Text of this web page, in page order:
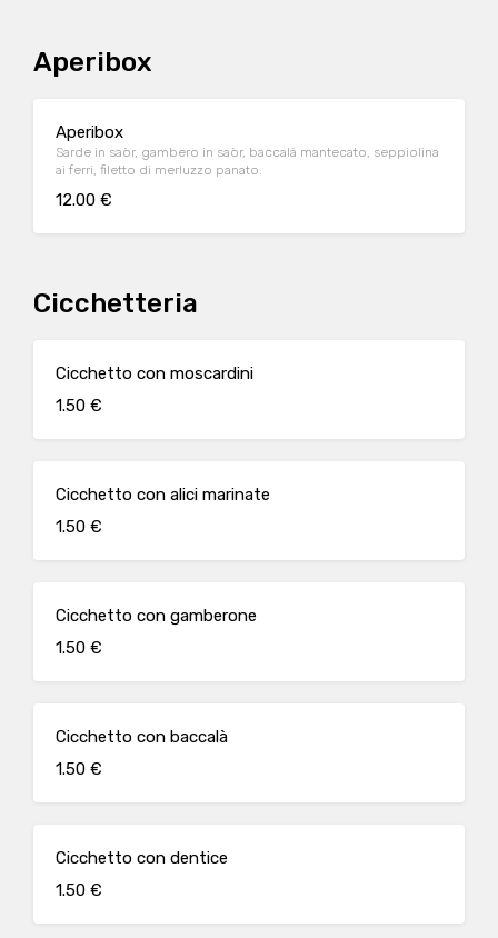
Aperibox
Aperibox
Sarde in saòr, gambero in saòr, baccalà mantecato, seppiolina
ai ferri, filetto di merluzzo panato.
12.00 €
Cicchetteria
Cicchetto con moscardini
1.50 €
Cicchetto con alici marinate
1.50 €
Cicchetto con gamberone
1.50 €
Cicchetto con baccalà
1.50 €
Cicchetto con dentice
1.50 €